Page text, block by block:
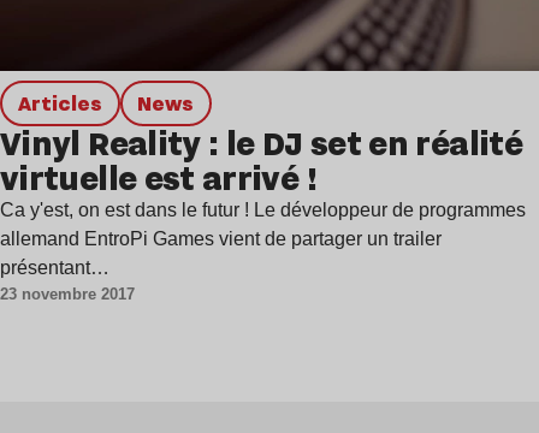
Articles news
Vinyl Reality : le DJ set en réalité
virtuelle est arrivé !
Ca y'est, on est dans le futur ! Le développeur de programmes
allemand EntroPi Games vient de partager un trailer
présentant…
23 novembre 2017